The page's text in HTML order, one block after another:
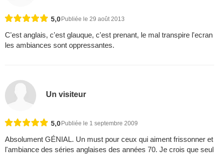
5,0Publiée le 29 août 2013
C'est anglais, c'est glauque, c'est prenant, le mal transpire l'ecran
les ambiances sont oppressantes.
Un visiteur
5,0 Publiée le 1 septembre 2009
Absolument GÉNIAL. Un must pour ceux qui aiment frissonner et
l'ambiance des séries anglaises des années 70. Je crois que seul